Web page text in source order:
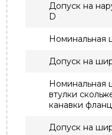
Допуск на
D
Номинальная
Допуск на
Номинальная
втулки
канавки
Допуск на